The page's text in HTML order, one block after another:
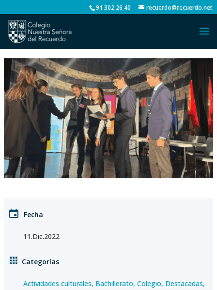
91 302 26 40 recuerdo@recuerdo.net
Fecha
11.Dic.2022
Categorías
Actividades culturales, Bachillerato, Colegio, Destacadas,